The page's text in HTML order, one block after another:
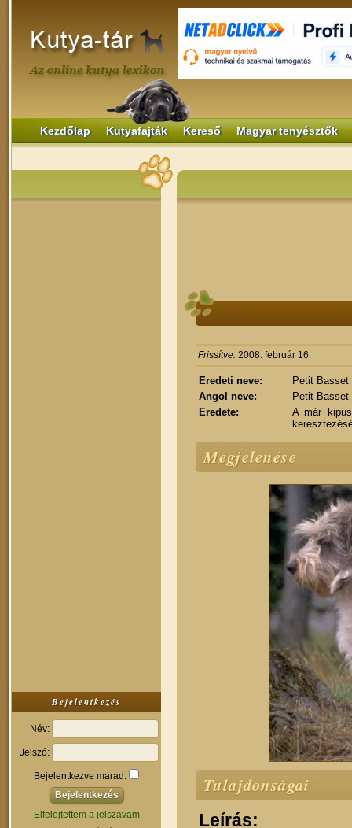
Kezdőlap Kutyafajták Kereső Magyar tenyésztők
Bejelentkezés
Név:
Jelszó:
Bejelentkezve marad:
Elfelejtettem a jelszavam
Frissítve: 2008. február 16.
Eredeti neve:
Petit Basset
Angol neve:
Petit Basset
Eredete:
A már
Megjelenése
Tulajdonságai
Leírás: